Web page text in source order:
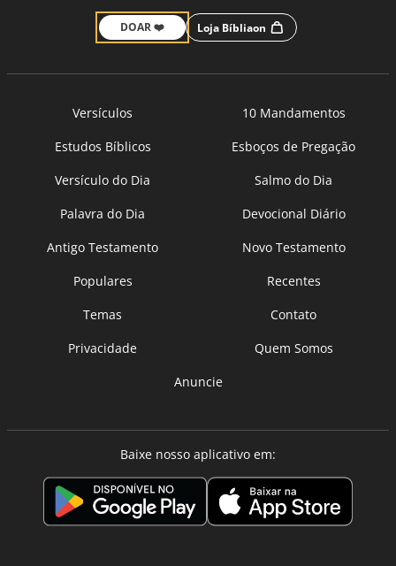
DOAR ❤️ Loja Bíbliaon
Versículos
10 Mandamentos
Estudos Bíblicos
Esboços de Pregação
Versículo do Dia
Salmo do Dia
Palavra do Dia
Devocional Diário
Antigo Testamento
Novo Testamento
Populares
Recentes
Temas
Contato
Privacidade
Quem Somos
Anuncie
Baixe nosso aplicativo em: